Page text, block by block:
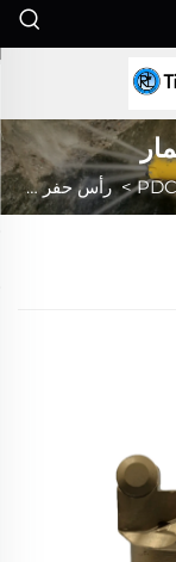
>رأس حفر PDC مسمار